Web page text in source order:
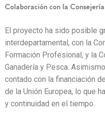
Colaboración con la
El proyecto ha sido posible
interdepartamental, con la
Formación Profesional, y la
Ganadería y Pesca.
contado con la financiación
de la Unión Europea, lo que
y continuidad en el tiempo.